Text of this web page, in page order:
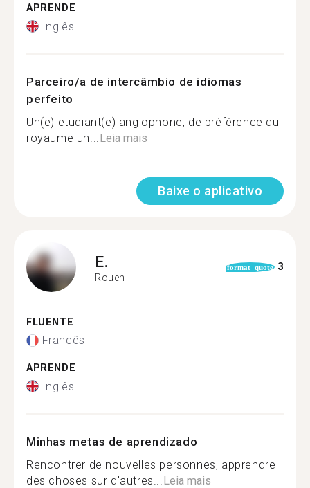
APRENDE
Inglês
Parceiro/a de intercâmbio de idiomas
perfeito
Un(e) etudiant(e) anglophone, de préférence du
royaume un... Leia mais
Baixe o aplicativo
E.
Rouen
format_quote 3
FLUENTE
Francês
APRENDE
Inglês
Minhas metas de aprendizado
Rencontrer de nouvelles personnes, apprendre
des choses sur d'autres... Leia mais